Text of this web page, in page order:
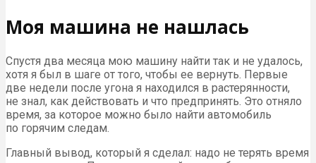
Моя машина не нашлась
Спустя два месяца мою машину найти так и не удалось,
хотя я был в шаге от того, чтобы ее вернуть. Первые
две недели после угона я находился в растерянности,
не знал, как действовать и что предпринять. Это отняло
время, за которое можно было найти автомобиль
по горячим следам.
Главный вывод, который я сделал: надо не терять время